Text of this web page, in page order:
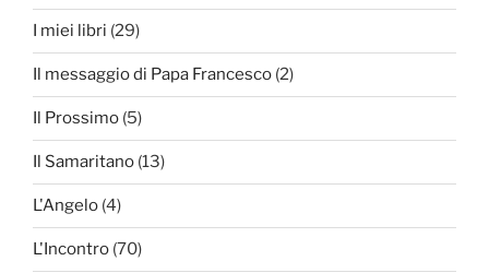
I miei libri (29)
Il messaggio di Papa Francesco (2)
Il Prossimo (5)
Il Samaritano (13)
L'Angelo (4)
L'Incontro (70)